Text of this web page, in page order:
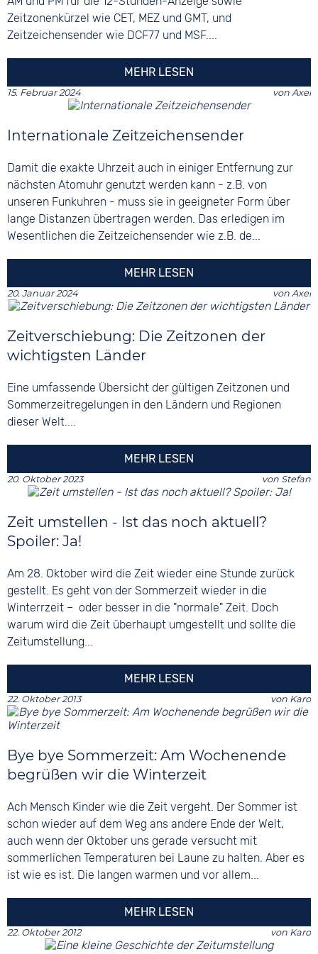
Zeitzonenkürzel wie CET, MEZ und GMT, und
Zeitzeichensender wie DCF77 und MSF....
MEHR LESEN
15. Februar 2024 von Axel
Internationale Zeitzeichensender
Damit die exakte Uhrzeit auch in einiger Entfernung zur
nächsten Atomuhr genutzt werden kann - z.B. von
unseren Funkuhren - muss sie in geeigneter Form über
lange Distanzen übertragen werden. Das erledigen im
Wesentlichen die Zeitzeichensender wie z.B. de...
MEHR LESEN
20. Januar 2024 von Axel
Zeitverschiebung: Die Zeitzonen der
wichtigsten Länder
Eine umfassende Übersicht der gültigen Zeitzonen und
Sommerzeitregelungen in den Ländern und Regionen
dieser Welt....
MEHR LESEN
20. Oktober 2023 von Stefan
Zeit umstellen - Ist das noch aktuell?
Spoiler: Ja!
Am 28. Oktober wird die Zeit wieder eine Stunde zurück
gestellt. Es geht von der Sommerzeit wieder in die
Winterrzeit – oder besser in die "normale" Zeit. Doch
warum wird die Zeit überhaupt umgestellt und sollte die
Zeitumstellung...
MEHR LESEN
22. Oktober 2013 von Karo
Bye bye Sommerzeit: Am Wochenende
begrüßen wir die Winterzeit
Ach Mensch Kinder wie die Zeit vergeht. Der Sommer ist
schon wieder auf dem Weg ans andere Ende der Welt,
auch wenn der Oktober uns gerade versucht mit
sommerlichen Temperaturen bei Laune zu halten. Aber es
ist wie es ist. Die langen warmen und vor allem...
MEHR LESEN
22. Oktober 2012 von Karo